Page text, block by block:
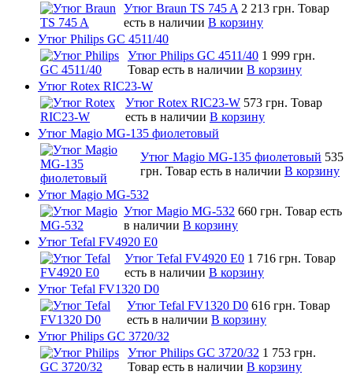
Утюг Braun TS 745 A 2 213 грн. Товар
есть в наличии В корзину
Утюг Philips GC 4511/40
Утюг Philips GC 4511/40 1 999 грн.
Товар есть в наличии В корзину
Утюг Rotex RIC23-W
Утюг Rotex RIC23-W 573 грн. Товар
есть в наличии В корзину
Утюг Magio MG-135 фиолетовый
Утюг Magio MG-135 фиолетовый 535
грн. Товар есть в наличии В корзину
Утюг Magio MG-532
Утюг Magio MG-532 660 грн. Товар есть
в наличии В корзину
Утюг Tefal FV4920 E0
Утюг Tefal FV4920 E0 1 716 грн. Товар
есть в наличии В корзину
Утюг Tefal FV1320 D0
Утюг Tefal FV1320 D0 616 грн. Товар
есть в наличии В корзину
Утюг Philips GC 3720/32
Утюг Philips GC 3720/32 1 753 грн.
Товар есть в наличии В корзину